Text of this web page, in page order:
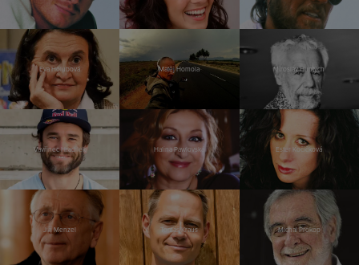
Eva Holubová Matěj Homola Miroslav Huptych
Vavřinec Hradilek Halina Pawlovská Ester Kočičková
Jiří Menzel Tomáš Kraus Michal Prokop